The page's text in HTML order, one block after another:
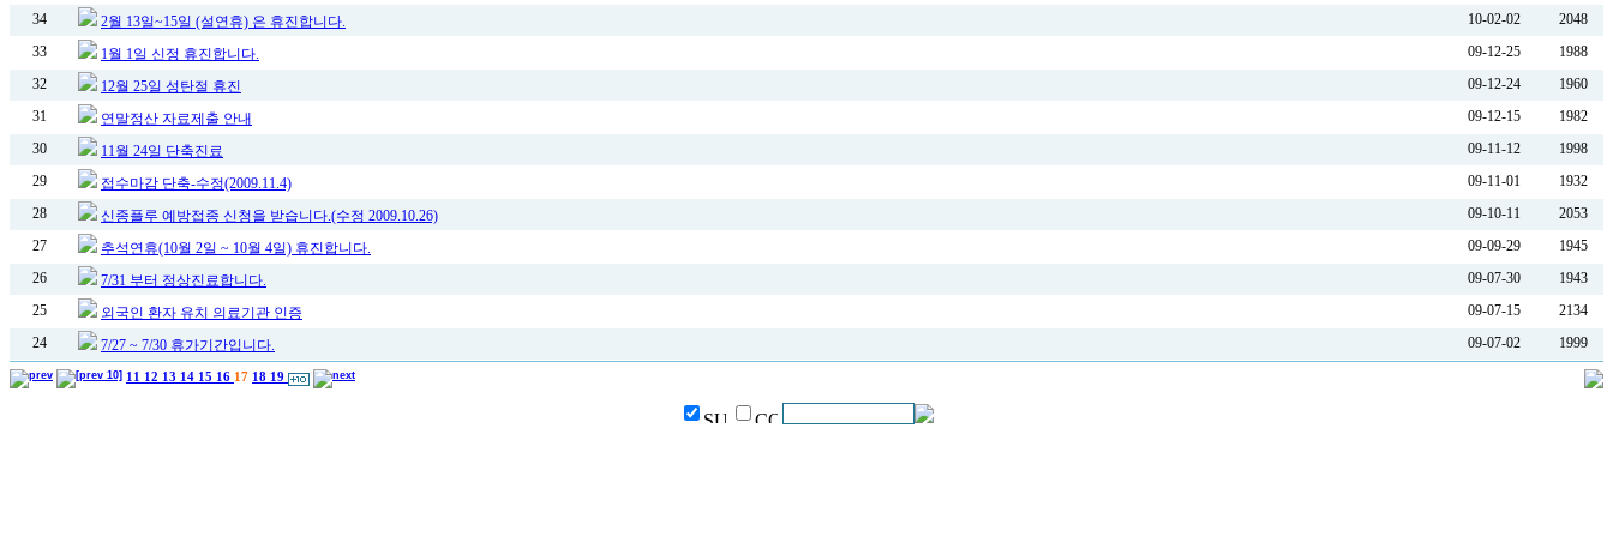
34 2월 13일~15일 (설연휴) 은 휴진합니다. 10-02-02
2048
33
1월 1일 신정 휴진합니다. 09-12-25
1988
32
12월 25일 성탄절 휴진 09-12-24
1960
31
연말정산 자료제출 안내 09-12-15
1982
30
11월 24일 단축진료 09-11-12
1998
29
접수마감 단축-수정(2009.11.4) 09-11-01
1932
28
신종플루 예방접종 신청을 받습니다.(수정 2009.10.26) 09-10-11
2053
27
추석연휴(10월 2일 ~ 10월 4일) 휴진합니다. 09-09-29
1945
26
7/31 부터 정상진료합니다. 09-07-30
1943
25
외국인 환자 유치 의료기관 인증 09-07-15
2134
24
7/27 ~ 7/30 휴가기간입니다. 09-07-02 1999
11 12 13 14 15 16 17 18 19